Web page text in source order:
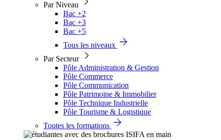
Par Niveau
Bac +2
Bac +3
Bac +5
Tous les niveaux
Par Secteur
Pôle Administration & Gestion
Pôle Commerce
Pôle Communication
Pôle Patrimoine & Immobilier
Pôle Technique Industrielle
Pôle Tourisme & Logistique
Toutes les formations